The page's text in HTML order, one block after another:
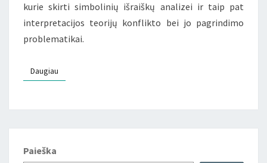
kurie skirti simbolinių išraiškų analizei ir taip pat
interpretacijos teorijų konflikto bei jo pagrindimo
problematikai.
Daugiau
Paieška